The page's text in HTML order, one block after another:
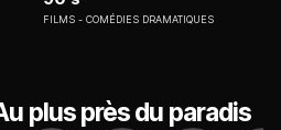
FILMS COMÉDIES DRAMATIQUES
plus près du paradis